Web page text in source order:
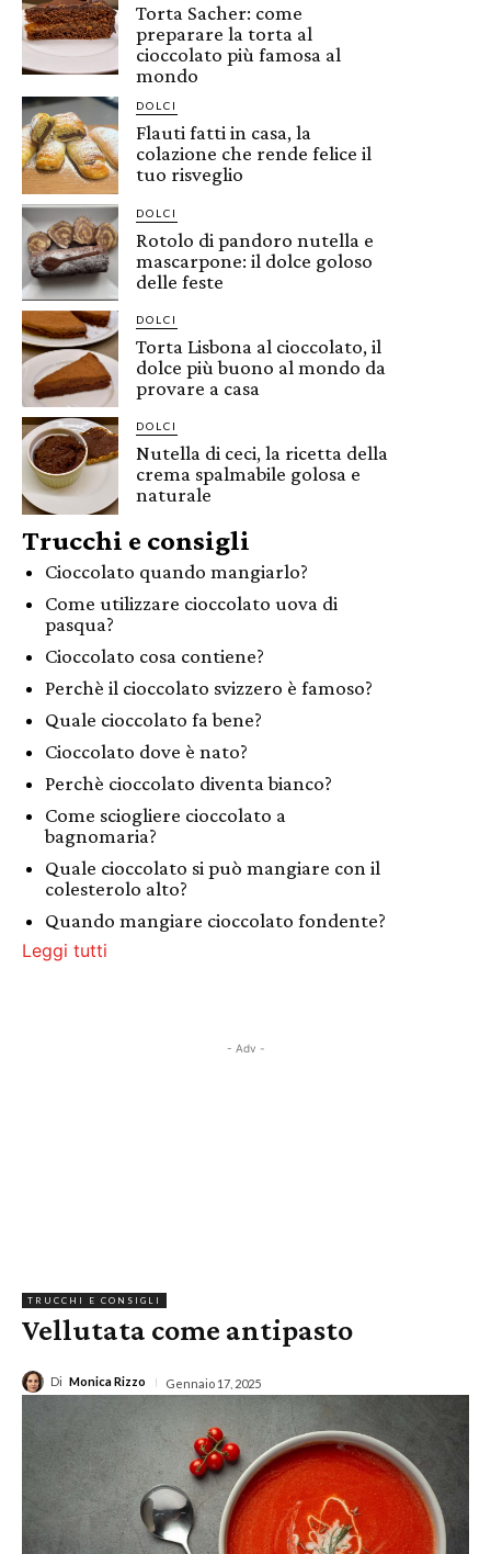
Torta Sacher: come
preparare la torta al
cioccolato più famosa al
mondo
DOLCI
Flauti fatti in casa, la
colazione che rende felice il
tuo risveglio
DOLCI
Rotolo di pandoro nutella e
mascarpone: il dolce goloso
delle feste
DOLCI
Torta Lisbona al cioccolato, il
dolce più buono al mondo da
provare a casa
DOLCI
Nutella di ceci, la ricetta della
crema spalmabile golosa e
naturale
Trucchi e consigli
Cioccolato quando mangiarlo?
Come utilizzare cioccolato uova di
pasqua?
Cioccolato cosa contiene?
Perchè il cioccolato svizzero è famoso?
Quale cioccolato fa bene?
Cioccolato dove è nato?
Perchè cioccolato diventa bianco?
Come sciogliere cioccolato a
bagnomaria?
Quale cioccolato si può mangiare con il
colesterolo alto?
Quando mangiare cioccolato fondente?
Leggi tutti
- Adv -